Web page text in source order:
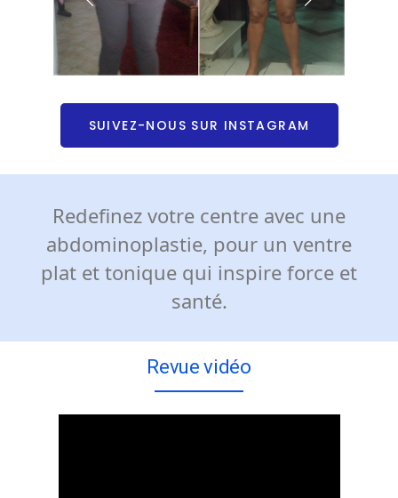
SUIVEZ-NOUS SUR INSTAGRAM
Redefinez votre centre avec une
abdominoplastie, pour un ventre
plat et tonique qui inspire force et
santé.
Revue vidéo